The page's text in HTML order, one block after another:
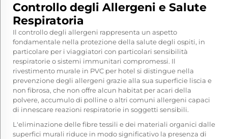
Controllo degli Allergeni e Salute
Respiratoria
Il controllo degli allergeni rappresenta un aspetto
fondamentale nella protezione della salute degli ospiti, in
particolare per i viaggiatori con particolari sensibilità
respiratorie o sistemi immunitari compromessi. Il
rivestimento murale in PVC per hotel si distingue nella
prevenzione degli allergeni grazie alla sua superficie liscia e
non fibrosa, che non offre alcun habitat per acari della
polvere, accumulo di polline o altri comuni allergeni capaci
di innescare reazioni respiratorie in soggetti sensibili.
L'eliminazione delle fibre tessili e dei materiali organici dalle
superfici murali riduce in modo significativo la presenza di